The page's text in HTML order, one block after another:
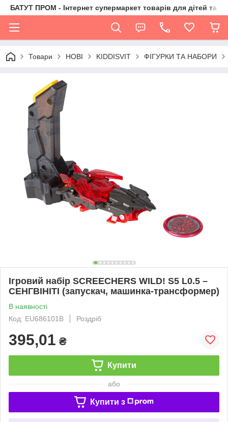
БАТУТ ПРОМ - Інтернет супермаркет товарів для дітей та їх
Товари НОВІ KIDDISVIT ФІГУРКИ ТА НАБОРИ
Ігровий набір SCREECHERS WILD! S5 L0.5 –
СЕНГВІНІТІ (запускач, машинка-трансформер)
В наявності
Код: EU686101B
Роздріб
395,01 ₴
Купити
або
Купити з